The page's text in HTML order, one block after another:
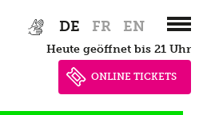
DE FR EN
heute geöffnet bis 21 Uhr
ONLINE TICKETS